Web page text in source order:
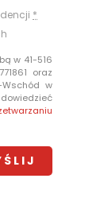
*
w 41-516
oraz
Wschód w